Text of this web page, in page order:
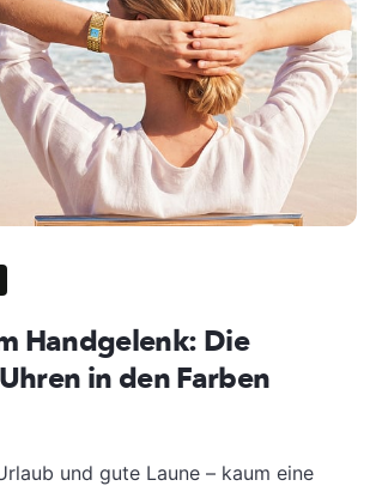
Handgelenk: Die
in den Farben
und gute Laune – kaum eine